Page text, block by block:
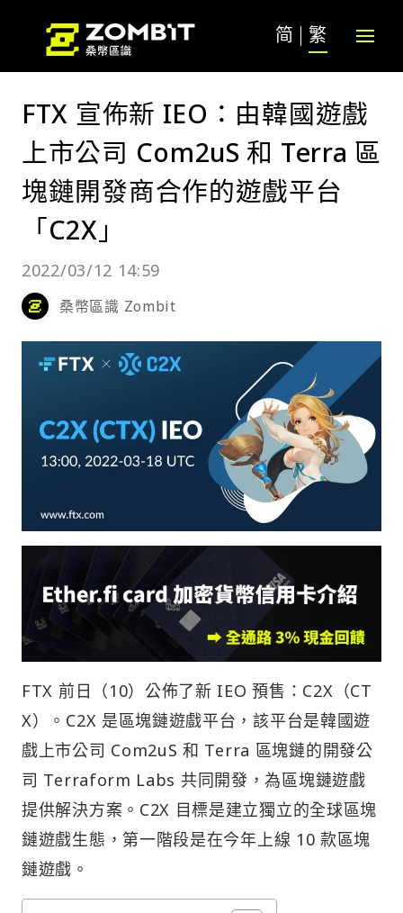
简 繁
FTX 宣佈新 IEO：由韓國遊戲
上市公司 Com2uS 和 Terra 區
塊鏈開發商合作的遊戲平台
「C2X」
2022/03/12 14:59
桑幣區識 Zombit
FTX 前日（10）公佈了新 IEO 預售：C2X（CT
X）。C2X 是區塊鏈遊戲平台，該平台是韓國遊
戲上市公司 Com2uS 和 Terra 區塊鏈的開發公
司 Terraform Labs 共同開發，為區塊鏈遊戲
提供解決方案。C2X 目標是建立獨立的全球區塊
鏈遊戲生態，第一階段是在今年上線 10 款區塊
鏈遊戲。